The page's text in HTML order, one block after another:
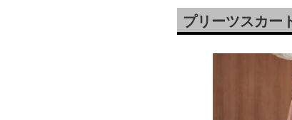
プリーツスカー